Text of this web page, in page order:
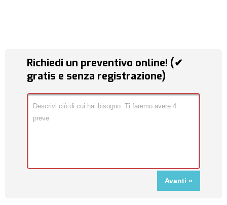
Richiedi un preventivo online! (✔
gratis e senza registrazione)